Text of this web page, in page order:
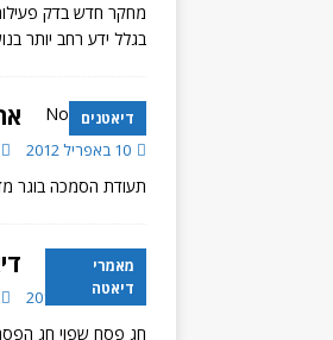
מחקר חדש בדק
בגלל ידע רחב יותר
דיאטנים
10 באפריל 2012
תעודת הסמכה בוגר
מאמרי
דיאטה
10 באפריל 2012
חג פסח שפוי חג